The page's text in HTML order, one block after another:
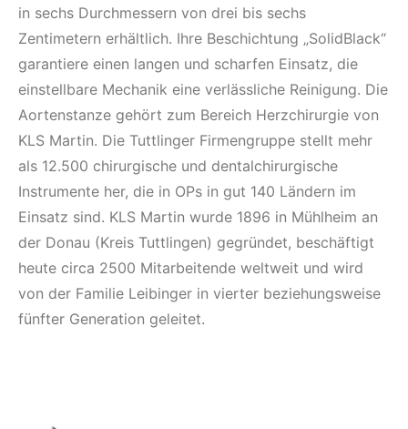
in sechs Durchmessern von drei bis sechs
Zentimetern erhältlich. Ihre Beschichtung „SolidBlack“
garantiere einen langen und scharfen Einsatz, die
einstellbare Mechanik eine verlässliche Reinigung. Die
Aortenstanze gehört zum Bereich Herzchirurgie von
KLS Martin. Die Tuttlinger Firmengruppe stellt mehr
als 12.500 chirurgische und dentalchirurgische
Instrumente her, die in OPs in gut 140 Ländern im
Einsatz sind. KLS Martin wurde 1896 in Mühlheim an
der Donau (Kreis Tuttlingen) gegründet, beschäftigt
heute circa 2500 Mitarbeitende weltweit und wird
von der Familie Leibinger in vierter beziehungsweise
fünfter Generation geleitet.